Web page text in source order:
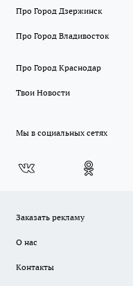
Про Город Дзержинск
Про Город Владивосток
Про Город Краснодар
Твои Новости
Мы в социальных сетях
Заказать рекламу
О нас
Контакты